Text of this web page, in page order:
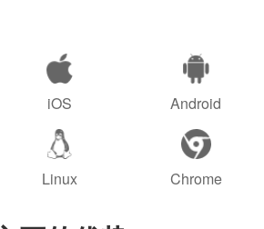
iOS Android
Linux Chrome